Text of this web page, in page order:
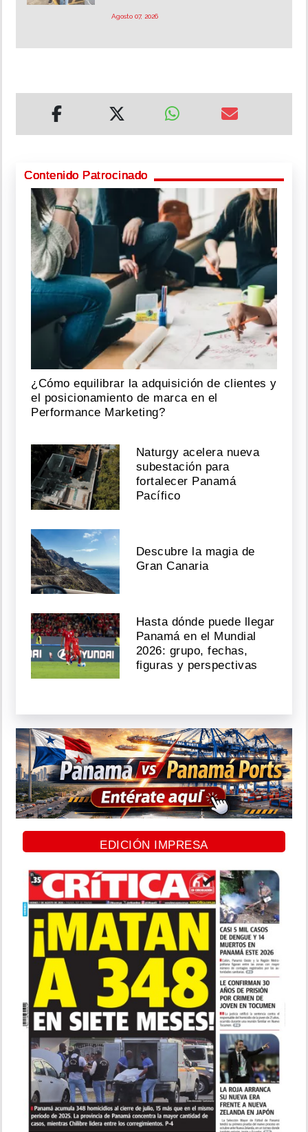
Agosto 07, 2026
Contenido Patrocinado
¿Cómo equilibrar la adquisición de clientes y
el posicionamiento de marca en el
Performance Marketing?
Naturgy acelera nueva
subestación para
fortalecer Panamá
Pacífico
Descubre la magia de
Gran Canaria
Hasta dónde puede llegar
Panamá en el Mundial
2026: grupo, fechas,
figuras y perspectivas
EDICIÓN IMPRESA